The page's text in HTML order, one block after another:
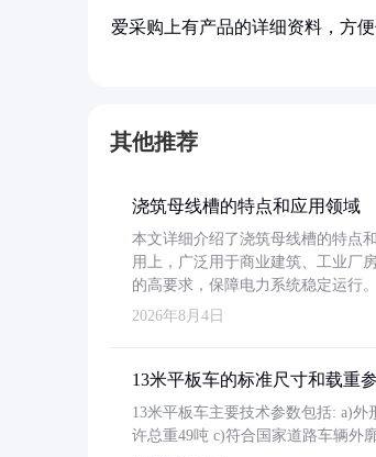
爱采购上有产品的详细资料，方
其他推荐
浇筑母线槽的特点和应用领域
本文详细介绍了浇筑母线槽的特点
用上，广泛用于商业建筑、工业厂
的高要求，保障电力系统稳定运行。
2026年8月4日
13米平板车的标准尺寸和载重
13米平板车主要技术参数包括: a)外
许总重49吨 c)符合国家道路车辆外